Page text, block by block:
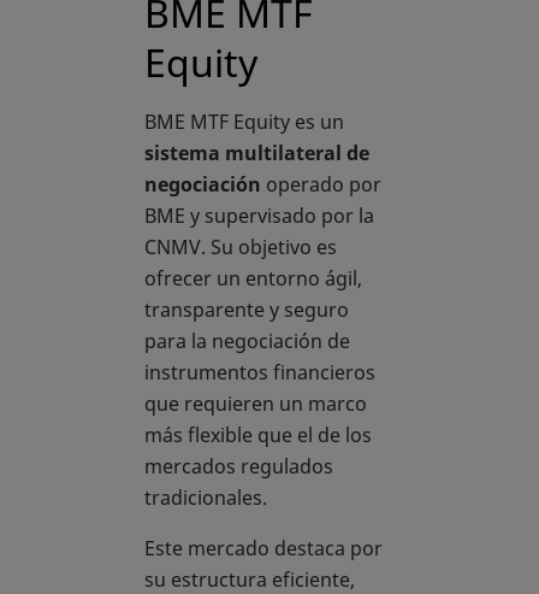
BME MTF
Equity
BME MTF Equity es un
sistema multilateral de
negociación operado por
BME y supervisado por la
CNMV. Su objetivo es
ofrecer un entorno ágil,
transparente y seguro
para la negociación de
instrumentos financieros
que requieren un marco
más flexible que el de los
mercados regulados
tradicionales.
Este mercado destaca por
su estructura eficiente,